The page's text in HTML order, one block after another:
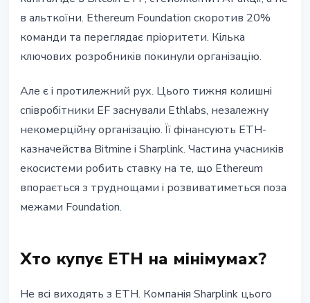
в альткоїни. Ethereum Foundation скоротив 20%
команди та переглядає пріоритети. Кілька
ключових розробників покинули організацію.
Але є і протилежний рух. Цього тижня колишні
співробітники EF заснували Ethlabs, незалежну
некомерційну організацію. Її фінансують ETH-
казначейства Bitmine і Sharplink. Частина учасників
екосистеми робить ставку на те, що Ethereum
впорається з труднощами і розвиватиметься поза
межами Foundation.
Хто купує ETH на мінімумах?
Не всі виходять з ETH. Компанія Sharplink цього